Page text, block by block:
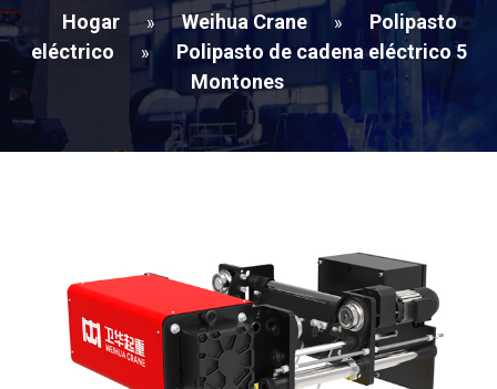
Hogar » Weihua Crane »
Polipasto
eléctrico
»
Polipasto de cadena eléctrico 5
Montones